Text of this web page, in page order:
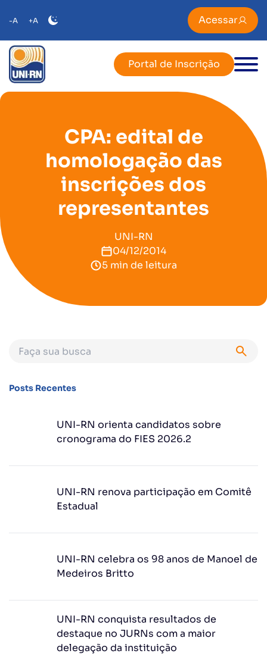
-A +A Acessar
Portal de Inscrição
CPA: edital de
homologação das
inscrições dos
representantes
UNI-RN
04/12/2014
5 min de leitura
Posts Recentes
UNI-RN orienta candidatos sobre
cronograma do FIES 2026.2
UNI-RN renova participação em Comitê
Estadual
UNI-RN celebra os 98 anos de Manoel de
Medeiros Britto
UNI-RN conquista resultados de
destaque no JURNs com a maior
delegação da instituição